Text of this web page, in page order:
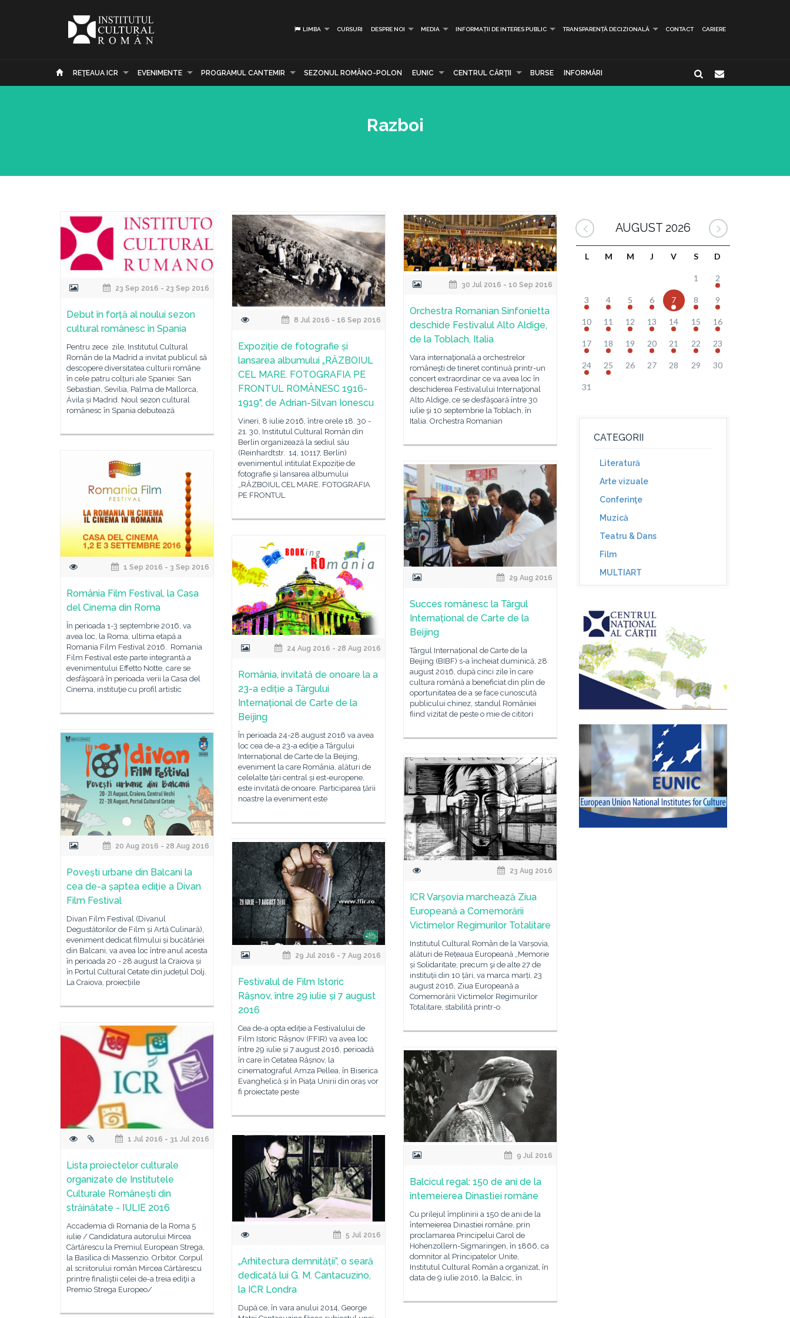
LIMBA CURSURI DESPRE NOI MEDIA INFORMAȚII DE INTERES PUBLIC TRANSPARENȚĂ DECIZIONALĂ CONTACT CARIERE
REŢEAUA ICR EVENIMENTE PROGRAMUL CANTEMIR SEZONUL ROMÂNO-POLON EUNIC CENTRUL CĂRŢII BURSE INFORMĂRI
Razboi
23 Sep 2016 - 23 Sep 2016
Debut în forță al noului sezon
cultural românesc în Spania
Pentru zece zile, Institutul Cultural
Român de la Madrid a invitat publicul să
descopere diversitatea culturii române
în cele patru colțuri ale Spaniei: San
Sebastian, Sevilia, Palma de Mallorca,
Ávila și Madrid. Noul sezon cultural
românesc în Spania debutează
8 Jul 2016 - 16 Sep 2016
Expoziție de fotografie și
lansarea albumului „RĂZBOIUL
CEL MARE. FOTOGRAFIA PE
FRONTUL ROMÂNESC 1916-
1919", de Adrian-Silvan Ionescu
Vineri, 8 iulie 2016, între orele 18. 30 -
21. 30, Institutul Cultural Român din
Berlin organizează la sediul său
(Reinhardtstr. 14, 10117, Berlin)
evenimentul intitulat Expoziție de
fotografie și lansarea albumului
„RĂZBOIUL CEL MARE. FOTOGRAFIA
PE FRONTUL
30 Jul 2016 - 10 Sep 2016
Orchestra Romanian Sinfonietta
deschide Festivalul Alto Aldige,
de la Toblach, Italia
Vara internaţională a orchestrelor
româneşti de tineret continuă printr-un
concert extraordinar ce va avea loc în
deschiderea Festivalului Internaţional
Alto Aldige, ce se desfăşoară între 30
iulie şi 10 septembrie la Toblach, în
Italia. Orchestra Romanian
1 Sep 2016 - 3 Sep 2016
România Film Festival, la Casa
del Cinema din Roma
În perioada 1-3 septembrie 2016, va
avea loc, la Roma, ultima etapă a
Romania Film Festival 2016. Romania
Film Festival este parte integrantă a
evenimentului Effetto Notte, care se
desfăşoară în perioada verii la Casa del
Cinema, instituţie cu profil artistic
29 Aug 2016
Succes românesc la Târgul
Internațional de Carte de la
Beijing
Târgul Internațional de Carte de la
Beijing (BIBF) s-a încheiat duminică, 28
august 2016, după cinci zile în care
cultura română a beneficiat din plin de
oportunitatea de a se face cunoscută
publicului chinez, standul României
fiind vizitat de peste o mie de cititori
24 Aug 2016 - 28 Aug 2016
România, invitată de onoare la a
23-a ediție a Târgului
Internațional de Carte de la
Beijing
În perioada 24-28 august 2016 va avea
loc cea de-a 23-a ediție a Târgului
Internațional de Carte de la Beijing,
eveniment la care România, alături de
celelalte țări central și est-europene,
este invitată de onoare. Participarea țării
noastre la eveniment este
20 Aug 2016 - 28 Aug 2016
Povești urbane din Balcani la
cea de-a șaptea ediție a Divan
Film Festival
Divan Film Festival (Divanul
Degustătorilor de Film și Artă Culinară),
eveniment dedicat filmului și bucătăriei
din Balcani, va avea loc între anul acesta
în perioada 20 - 28 august la Craiova și
în Portul Cultural Cetate din județul Dolj.
La Craiova, proiecțiile
23 Aug 2016
ICR Varșovia marchează Ziua
Europeană a Comemorării
Victimelor Regimurilor Totalitare
Institutul Cultural Român de la Varșovia,
alături de Rețeaua Europeană „Memorie
și Solidaritate, precum şi de alte 27 de
instituții din 10 țări, va marca marți, 23
august 2016, Ziua Europeană a
Comemorării Victimelor Regimurilor
Totalitare, stabilită printr-o
29 Jul 2016 - 7 Aug 2016
Festivalul de Film Istoric
Râșnov, între 29 iulie și 7 august
2016
Cea de-a opta ediție a Festivalului de
Film Istoric Râșnov (FFIR) va avea loc
între 29 iulie și 7 august 2016, perioadă
în care în Cetatea Râșnov, la
cinematograful Amza Pellea, în Biserica
Evanghelică și în Piața Unirii din oraș vor
fi proiectate peste
1 Jul 2016 - 31 Jul 2016
Lista proiectelor culturale
organizate de Institutele
Culturale Românești din
străinătate - IULIE 2016
Accademia di Romania de la Roma 5
iulie / Candidatura autorului Mircea
Cărtărescu la Premiul European Strega,
la Basilica di Massenzio. Orbitor. Corpul
al scriitorului român Mircea Cărtărescu
printre finaliştii celei de-a treia ediţii a
Premio Strega Europeo/
9 Jul 2016
Balcicul regal: 150 de ani de la
întemeierea Dinastiei române
Cu prilejul împlinirii a 150 de ani de la
întemeierea Dinastiei române, prin
proclamarea Principelui Carol de
Hohenzollern-Sigmaringen, în 1866, ca
domnitor al Principatelor Unite,
Institutul Cultural Român a organizat, în
data de 9 iulie 2016, la Balcic, în
5 Jul 2016
„Arhitectura demnității”, o seară
dedicată lui G. M. Cantacuzino,
la ICR Londra
După ce, în vara anului 2014, George
AUGUST 2026
L M M J V S D
1 2
3 4 5 6 7 8 9
10 11 12 13 14 15 16
17 18 19 20 21 22 23
24 25 26 27 28 29 30
31
CATEGORII
Literatură
Arte vizuale
Conferinţe
Muzică
Teatru & Dans
Film
MULTIART